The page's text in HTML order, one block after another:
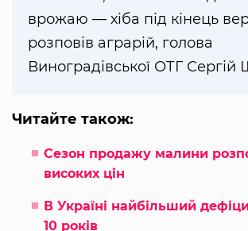
врожаю — хіба під кінець
розповів аграрій, голова
Виноградівської ОТГ Сергій
Читайте також:
Сезон продажу малини
високих цін
В Україні найбільший
10 років